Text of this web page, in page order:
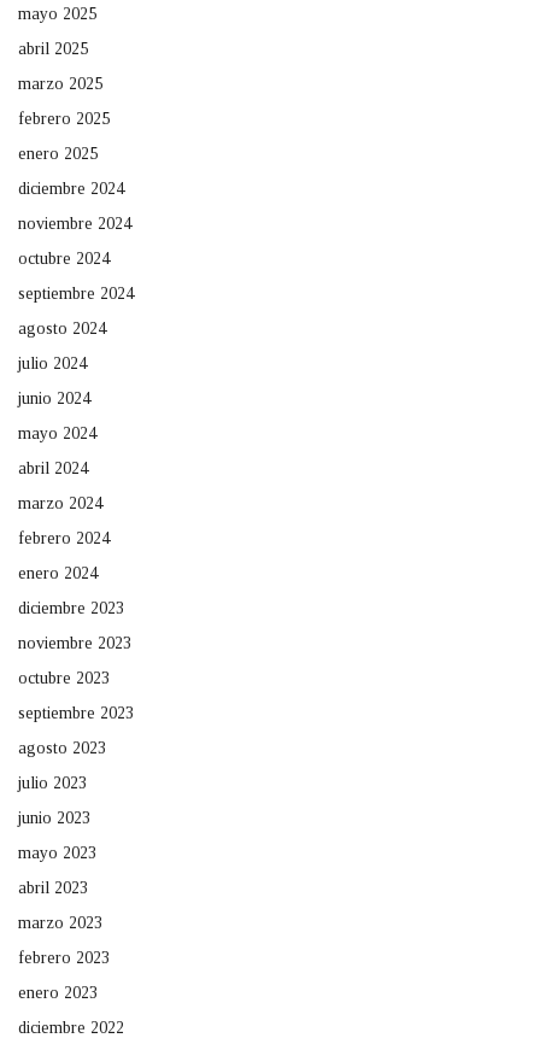
mayo 2025
abril 2025
marzo 2025
febrero 2025
enero 2025
diciembre 2024
noviembre 2024
octubre 2024
septiembre 2024
agosto 2024
julio 2024
junio 2024
mayo 2024
abril 2024
marzo 2024
febrero 2024
enero 2024
diciembre 2023
noviembre 2023
octubre 2023
septiembre 2023
agosto 2023
julio 2023
junio 2023
mayo 2023
abril 2023
marzo 2023
febrero 2023
enero 2023
diciembre 2022